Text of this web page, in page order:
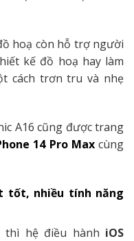
hoạ còn hỗ trợ người
kế đồ hoạ hay làm
cách trơn tru và nhẹ
A16 cũng được trang
14 Pro Maxcùng
tốt, nhiều tính năng
hệ điều hành iOS